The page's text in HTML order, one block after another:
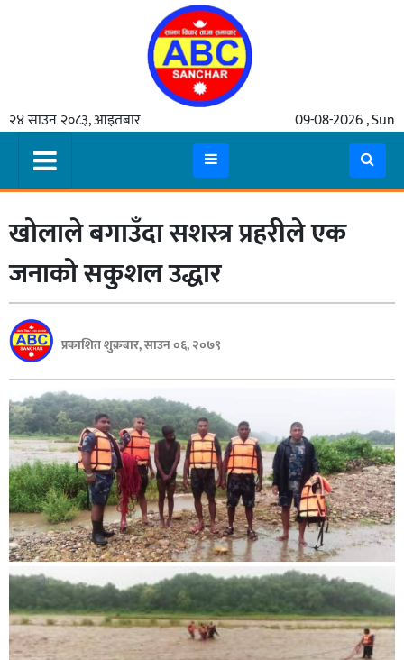
२४ साउन २०८३, आइतबार 09-08-2026 , Sun
समाचार
मुख्य
समाचार
कुटनीती
अर्थ
रसरङ्ग
यौन/
स्वास्थ्य
भिडियो
बिशेष
भिडियो
पत्रपत्रिका
खेलकुद
बिश्व
अचम्म
दुनिया
खोलाले बगाउँदा सशस्त्र प्रहरीले एक
जनाको सकुशल उद्धार
प्रकाशित शुक्रबार, साउन ०६, २०७९